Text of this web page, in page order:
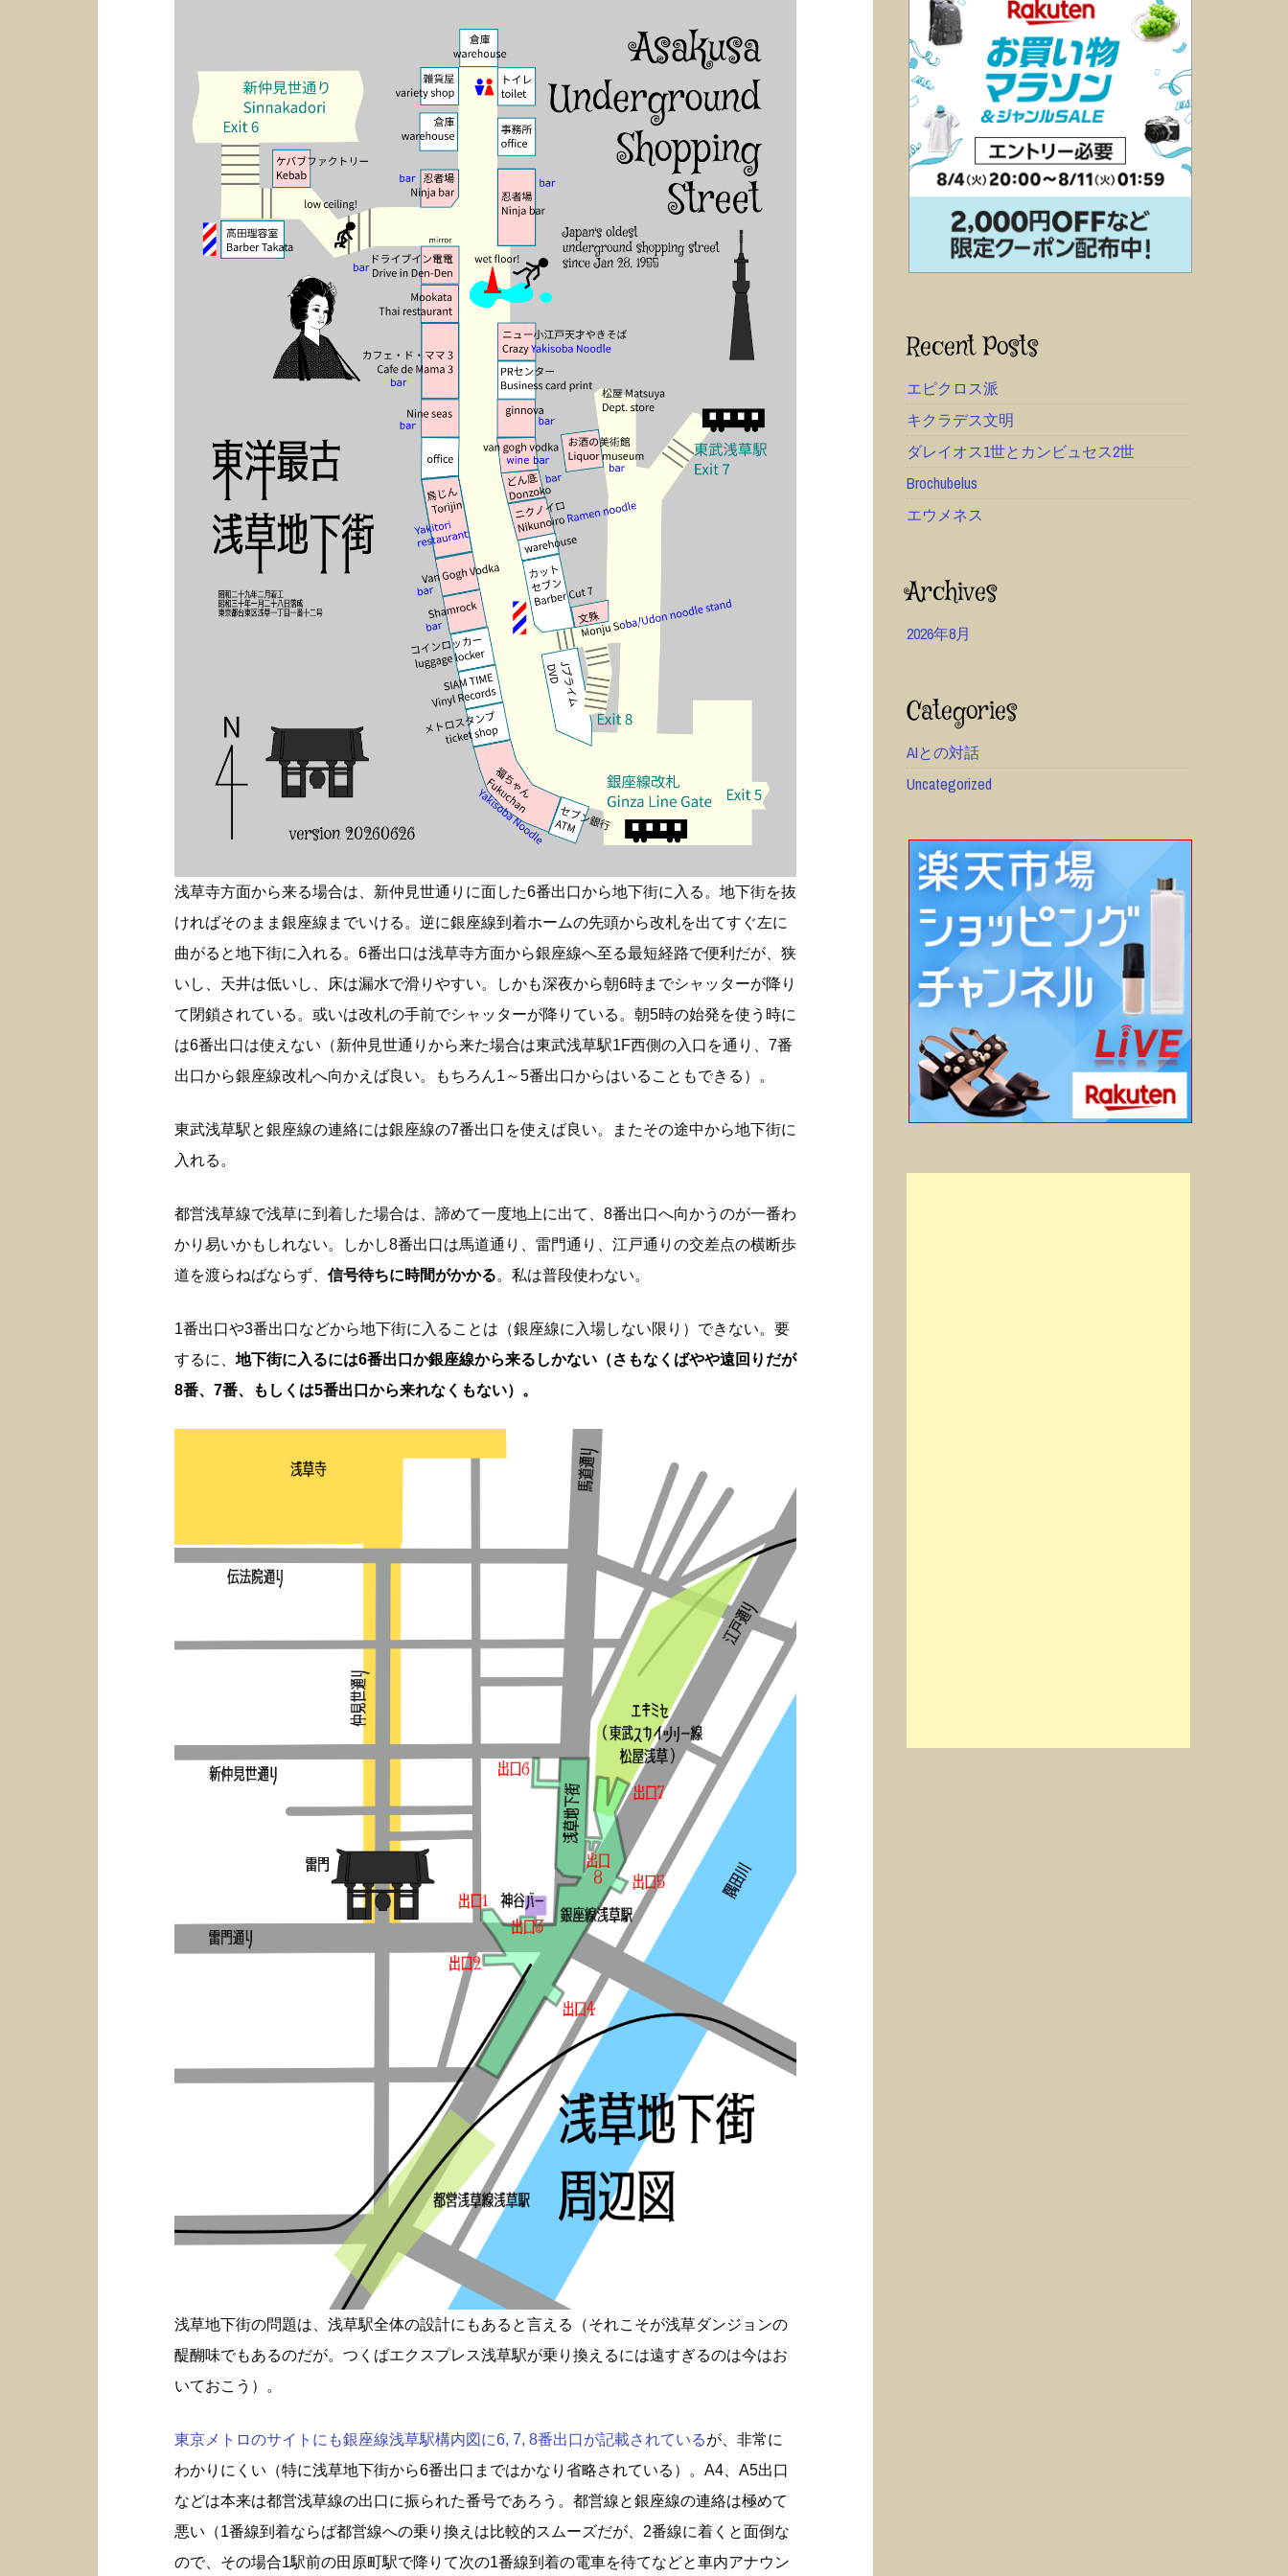
浅草寺方面から来る場合は、新仲見世通りに面した6番出口から地下街に入る。地下街を抜
ければそのまま銀座線までいける。逆に銀座線到着ホームの先頭から改札を出てすぐ左に
曲がると地下街に入れる。6番出口は浅草寺方面から銀座線へ至る最短経路で便利だが、狭
いし、天井は低いし、床は漏水で滑りやすい。しかも深夜から朝6時までシャッターが降り
て閉鎖されている。或いは改札の手前でシャッターが降りている。朝5時の始発を使う時に
は6番出口は使えない（新仲見世通りから来た場合は東武浅草駅1F西側の入口を通り、7番
出口から銀座線改札へ向かえば良い。もちろん1～5番出口からはいることもできる）。
東武浅草駅と銀座線の連絡には銀座線の7番出口を使えば良い。またその途中から地下街に
入れる。
都営浅草線で浅草に到着した場合は、諦めて一度地上に出て、8番出口へ向かうのが一番わ
かり易いかもしれない。しかし8番出口は馬道通り、雷門通り、江戸通りの交差点の横断歩
道を渡らねばならず、 信号待ちに時間がかかる。私は普段使わない。
1番出口や3番出口などから地下街に入ることは（銀座線に入場しない限り）できない。要
するに、 地下街に入るには6番出口か銀座線から来るしかない（さもなくばやや遠回りだが
8番、7番、もしくは5番出口から来れなくもない）。
浅草地下街の問題は、浅草駅全体の設計にもあると言える（それこそが浅草ダンジョンの
醍醐味でもあるのだが。つくばエクスプレス浅草駅が乗り換えるには遠すぎるのは今はお
いておこう）。
東京メトロのサイトにも銀座線浅草駅構内図に6, 7, 8番出口が記載されているが、非常に
わかりにくい（特に浅草地下街から6番出口まではかなり省略されている）。A4、A5出口
などは本来は都営浅草線の出口に振られた番号であろう。都営線と銀座線の連絡は極めて
悪い（1番線到着ならば都営線への乗り換えは比較的スムーズだが、2番線に着くと面倒な
ので、その場合1駅前の田原町駅で降りて次の1番線到着の電車を待てなどと車内アナウン
Recent Posts
エピクロス派
キクラデス文明
ダレイオス1世とカンビュセス2世
Brochubelus
エウメネス
Archives
2026年8月
Categories
AIとの対話
Uncategorized